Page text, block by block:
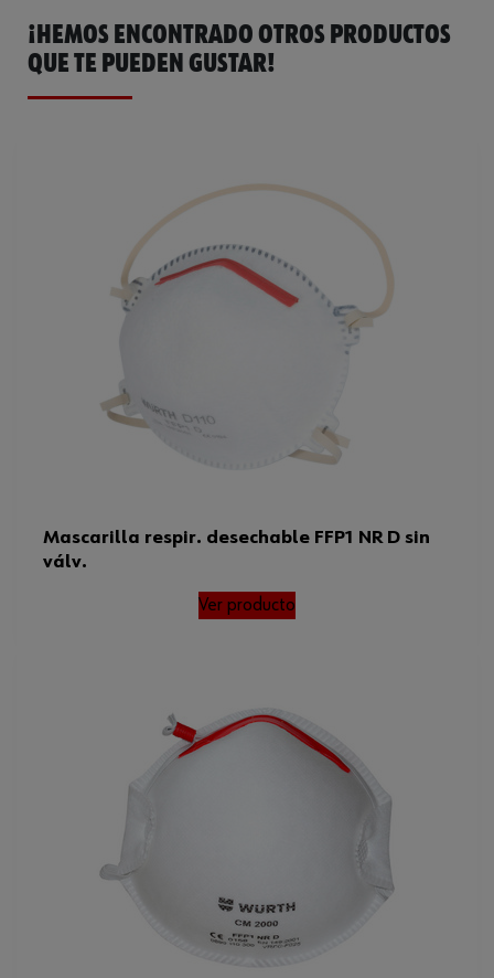
¡HEMOS ENCONTRADO OTROS PRODUCTOS
QUE TE PUEDEN GUSTAR!
Mascarilla respir. desechable FFP1 NR D sin
válv.
Ver producto